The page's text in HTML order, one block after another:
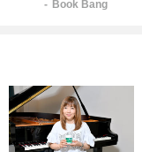
Book Bang